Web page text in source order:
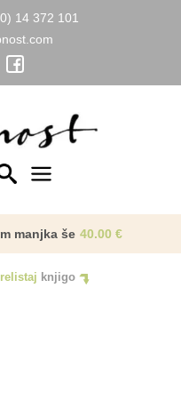
14 372 101
Menu
manjka še 40.00 €
knjigo